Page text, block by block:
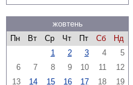
жовтень
Пн
Вт Ср Чт Пт Сб
Нд
1
2 3 4
5
6
7 8 9 10 11
12
13
14 15 16 17 18
19